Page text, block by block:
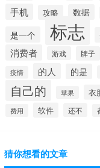
手机 攻略 数据
是一个 标志
消费者 游戏 牌子
疫情 的人 的是
自己的 苹果 衣
费用 软件 还不
猜你想看的文章